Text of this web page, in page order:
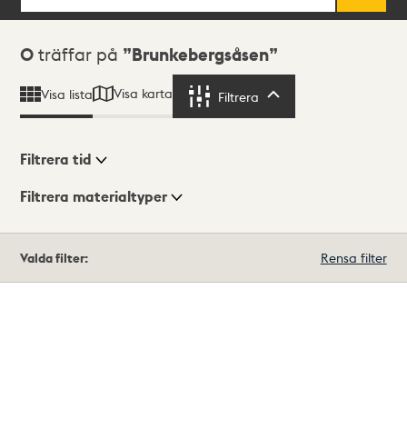
Sökresultat
0 träffar på Brunkebergsåsen
Visa lista Visa karta Filtrera
Visningsläge
Filtrera tid
Filtrera materialtyper
träffar
Valda filter: Rensa filter